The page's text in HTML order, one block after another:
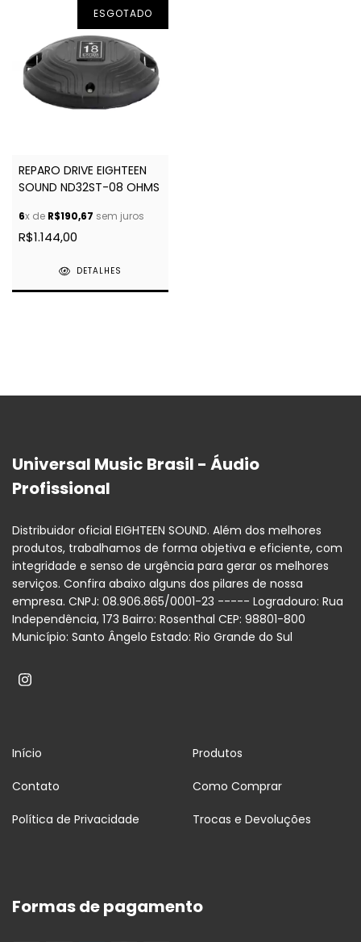
ESGOTADO
REPARO DRIVE EIGHTEEN
SOUND ND32ST-08 OHMS
6x de R$190,67 sem juros
R$1.144,00
DETALHES
Universal Music Brasil - Áudio
Profissional
Distribuidor oficial EIGHTEEN SOUND. Além dos melhores
produtos, trabalhamos de forma objetiva e eficiente, com
integridade e senso de urgência para gerar os melhores
serviços. Confira abaixo alguns dos pilares de nossa
empresa. CNPJ: 08.906.865/0001-23 ----- Logradouro: Rua
Independência, 173 Bairro: Rosenthal CEP: 98801-800
Município: Santo Ângelo Estado: Rio Grande do Sul
Início Produtos
Contato Como Comprar
Política de Privacidade Trocas e Devoluções
Formas de pagamento